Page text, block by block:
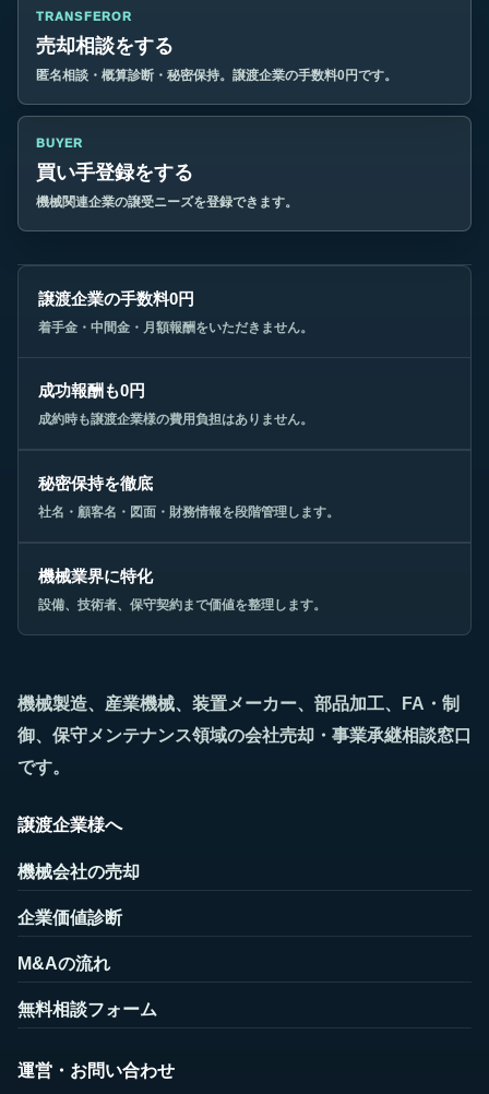
TRANSFEROR
売却相談をする
匿名相談・概算診断・秘密保持。譲渡企業の手数料0円です。
BUYER
買い手登録をする
機械関連企業の譲受ニーズを登録できます。
譲渡企業の手数料0円
着手金・中間金・月額報酬をいただきません。
成功報酬も0円
成約時も譲渡企業様の費用負担はありません。
秘密保持を徹底
社名・顧客名・図面・財務情報を段階管理します。
機械業界に特化
設備、技術者、保守契約まで価値を整理します。
機械製造、産業機械、装置メーカー、部品加工、FA・制
御、保守メンテナンス領域の会社売却・事業承継相談窓口
です。
譲渡企業様へ
機械会社の売却
企業価値診断
M&Aの流れ
無料相談フォーム
運営・お問い合わせ